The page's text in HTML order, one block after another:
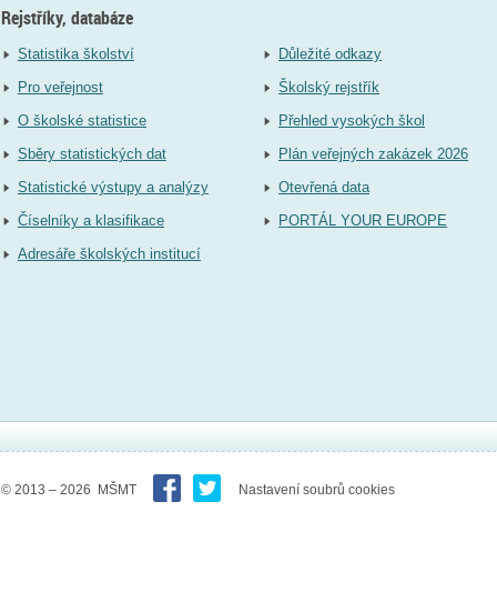
Rejstříky, databáze
Statistika školství
Pro veřejnost
O školské statistice
Sběry statistických dat
Statistické výstupy a analýzy
Číselníky a klasifikace
Adresáře školských institucí
Důležité odkazy
Školský rejstřík
Přehled vysokých škol
Plán veřejných zakázek 2026
Otevřená data
PORTÁL YOUR EUROPE
© 2013 – 2026 MŠMT Nastavení soubrů cookies